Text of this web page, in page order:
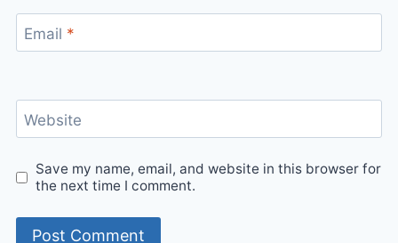
Email *
Website
Save my name, email, and website in this browser for
the next time I comment.